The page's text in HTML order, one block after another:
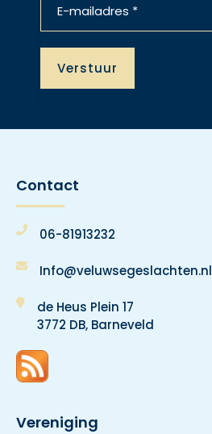
Contact
06-81913232
Info@veluwsegeslachten.nl
de Heus Plein 17
3772 DB, Barneveld
Vereniging